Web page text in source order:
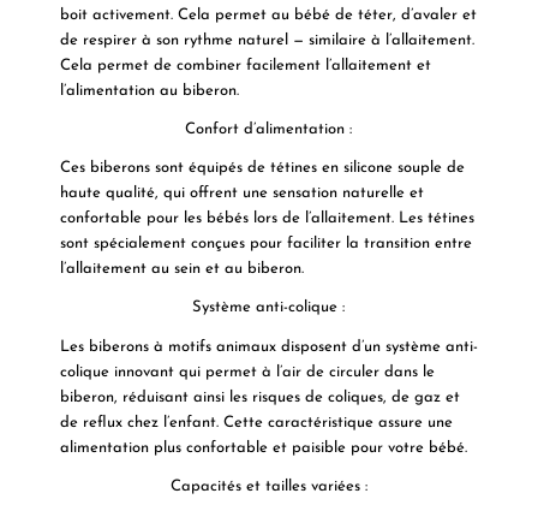
boit activement. Cela permet au bébé de téter, d’avaler et
de respirer à son rythme naturel — similaire à l’allaitement.
Cela permet de combiner facilement l’allaitement et
l’alimentation au biberon.
Confort d’alimentation :
Ces biberons sont équipés de tétines en silicone souple de
haute qualité, qui offrent une sensation naturelle et
confortable pour les bébés lors de l’allaitement. Les tétines
sont spécialement conçues pour faciliter la transition entre
l’allaitement au sein et au biberon.
Système anti-colique :
Les biberons à motifs animaux disposent d’un système anti-
colique innovant qui permet à l’air de circuler dans le
biberon, réduisant ainsi les risques de coliques, de gaz et
de reflux chez l’enfant. Cette caractéristique assure une
alimentation plus confortable et paisible pour votre bébé.
Capacités et tailles variées :